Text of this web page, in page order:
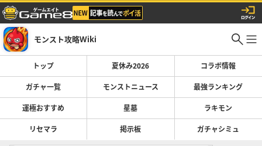
モンスト攻略Wiki
トップ 夏休み2026 コラボ情報
ガチャ一覧 モンストニュース 最強ランキング
運極おすすめ 星墓 ラキモン
リセマラ 掲示板 ガチャシミュ